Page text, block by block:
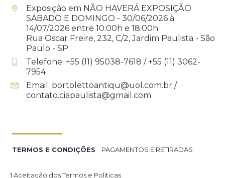
Exposição em NÃO HAVERÁ EXPOSIÇÃO
SÁBADO E DOMINGO - 30/06/2026 à
14/07/2026 entre 10:00h e 18:00h
Rua Oscar Freire, 232, C/2, Jardim Paulista - São
Paulo - SP
Telefone: +55 (11) 95038-7618 / +55 (11) 3062-
7954
Email: bortolettoantiqu@uol.com.br /
contato.ciapaulista@gmail.com
TERMOS E CONDIÇÕES PAGAMENTOS E RETIRADAS
1.Aceitação dos Termos e Políticas